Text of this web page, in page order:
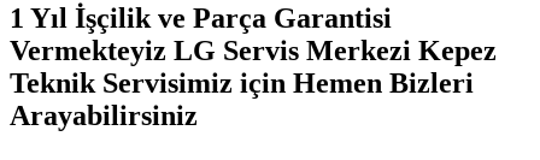
1 Yıl İşçilik ve Parça Garantisi
Vermekteyiz LG Servis Merkezi Kepez
Teknik Servisimiz için Hemen Bizleri
Arayabilirsiniz